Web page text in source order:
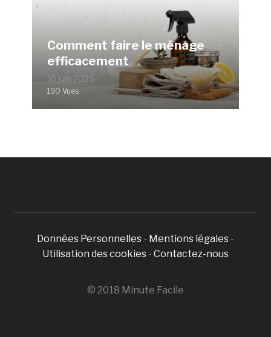
Comment faire le ménage
efficacement
16 juin 2026
190 Vues
Données Personnelles - Mentions légales -
Utilisation des cookies - Contactez-nous
© 2018 Minute Facile